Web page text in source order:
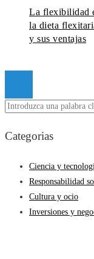
La flexibilidad
la dieta
y sus ventajas
Categorias
Ciencia y
Responsabilidad
Cultura y ocio
Inversiones y